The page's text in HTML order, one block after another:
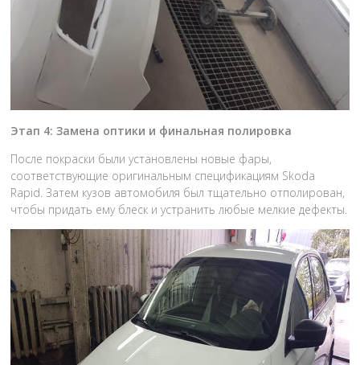
Этап 4: Замена оптики и финальная полировка
После покраски были установлены новые фары,
соответствующие оригинальным спецификациям Skoda
Rapid. Затем кузов автомобиля был тщательно отполирован,
чтобы придать ему блеск и устранить любые мелкие дефекты.